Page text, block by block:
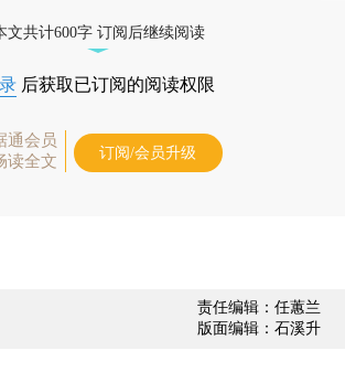
文共计600字 订阅后继续阅读
后获取已订阅的阅读权限
通会员
读全文
订阅/会员升级
责任编辑：任蕙兰
版面编辑：石溪升